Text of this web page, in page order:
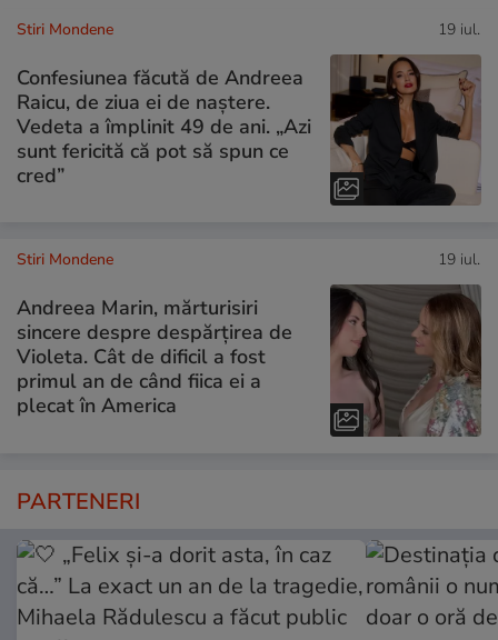
Stiri Mondene 19 iul.
Confesiunea făcută de Andreea
Raicu, de ziua ei de naștere.
Vedeta a împlinit 49 de ani. „Azi
sunt fericită că pot să spun ce
cred”
Stiri Mondene 19 iul.
Andreea Marin, mărturisiri
sincere despre despărțirea de
Violeta. Cât de dificil a fost
primul an de când fiica ei a
plecat în America
PARTENERI